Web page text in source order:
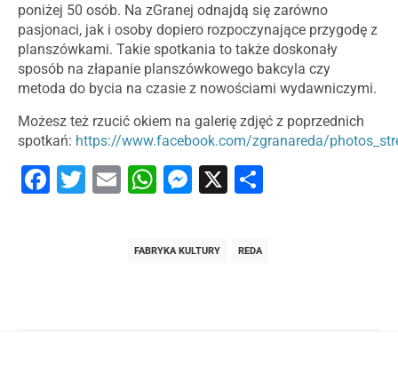
poniżej 50 osób. Na zGranej odnajdą się zarówno
pasjonaci, jak i osoby dopiero rozpoczynające przygodę z
planszówkami. Takie spotkania to także doskonały
sposób na złapanie planszówkowego bakcyla czy
metoda do bycia na czasie z nowościami wydawniczymi.
Możesz też rzucić okiem na galerię zdjęć z poprzednich
spotkań: https://www.facebook.com/zgranareda/
Facebook
Twitter
EmailWhatsApp
Messenger
X
FABRYKA KULTURY REDA